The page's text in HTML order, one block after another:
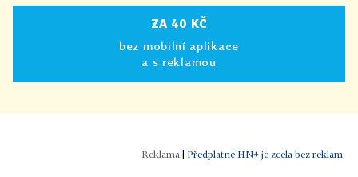
ZA 40 KČ
bez mobilní aplikace
a s reklamou
Předplatné HN+ je zcela bez reklam.